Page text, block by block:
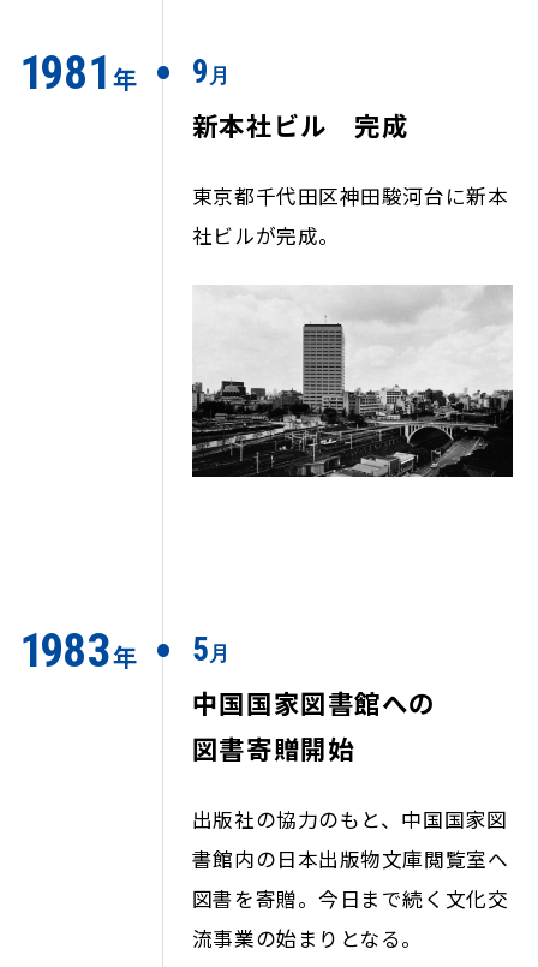
1981 年 9 月
新本社ビル 完成
東京都千代田区神田駿河台に新本
社ビルが完成。
1983年 5月
中国国家図書館への
図書寄贈開始
出版社の協力のもと、中国国家図
書館内の日本出版物文庫閲覧室へ
図書を寄贈。今日まで続く文化交
流事業の始まりとなる。